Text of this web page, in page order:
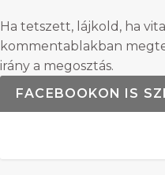
Ha tetszett, lájkold, ha
kommentablakban
irány a megosztás.
FACEBOOKON IS